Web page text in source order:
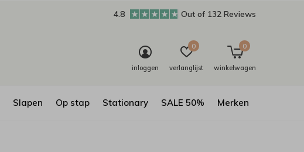
Slapen Op stap Stationary SALE 50% Merken
inloggen verlanglijst
0
winkelwagen
0
4.8 Out of 132 Reviews